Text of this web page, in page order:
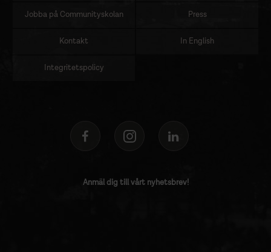
Jobba på Communityskolan Press
Kontakt In English
Integritetspolicy
Anmäl dig till vårt nyhetsbrev!